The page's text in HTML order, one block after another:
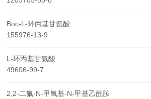
Boc-L-环丙基甘氨酸
155976-13-9
L-环丙基甘氨酸
49606-99-7
2,2-二氟-N-甲氧基-N-甲基乙酰胺